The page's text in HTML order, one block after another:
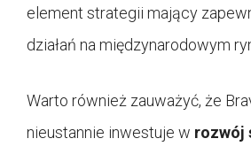
element strategii mający
działań na międzynarodowym
Warto również zauważyć, że
nieustannie inwestuje w rozwój